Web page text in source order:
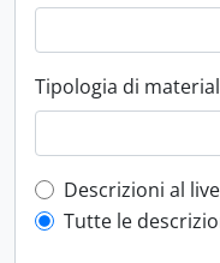
Tipologia di
Top-level
Descrizioni al
Tutte le